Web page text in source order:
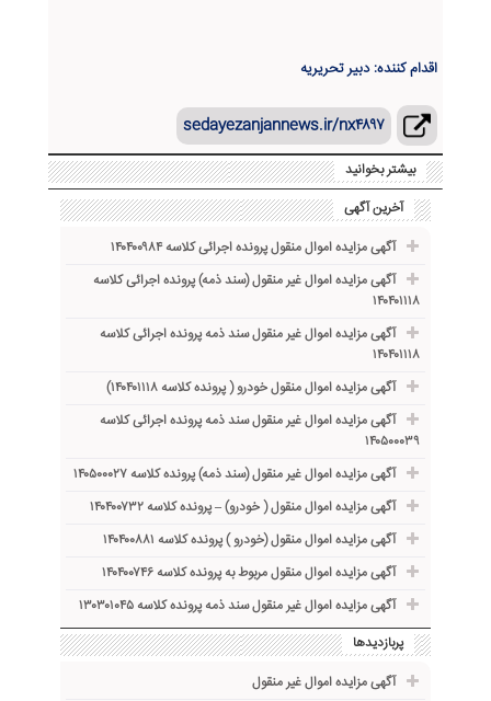
اقدام کننده: دبیر تحریریه
sedayezanjannews.ir/nx۴۸۹۷
بیشتر بخوانید
آخرین آگهی
آگهی مزایده اموال منقول پرونده اجرائی کلاسه ۱۴۰۴۰۰۹۸۴
آگهی مزایده اموال غیر منقول (سند ذمه) پرونده اجرائی کلاسه
۱۴۰۴۰۱۱۱۸
آگهی مزایده اموال غیر منقول سند ذمه پرونده اجرائی کلاسه
۱۴۰۴۰۱۱۱۸
آگهی مزایده اموال منقول خودرو ( پرونده کلاسه ۱۴۰۴۰۱۱۱۸)
آگهی مزایده اموال غیر منقول سند ذمه پرونده اجرائی کلاسه
۱۴۰۵۰۰۰۳۹
آگهی مزایده اموال غیر منقول (سند ذمه) پرونده کلاسه ۱۴۰۵۰۰۰۲۷
آگهی مزایده اموال منقول ( خودرو) – پرونده کلاسه ۱۴۰۴۰۰۷۳۲
آگهی مزایده اموال منقول (خودرو ) پرونده کلاسه ۱۴۰۴۰۰۸۸۱
آگهی مزایده اموال منقول مربوط به پرونده کلاسه ۱۴۰۴۰۰۷۴۶
آگهی مزایده اموال غیر منقول سند ذمه پرونده کلاسه ۱۳۰۳۰۱۰۴۵
پربازدیدها
آگهی مزایده اموال غیر منقول